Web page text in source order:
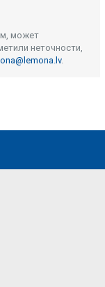
может
неточности,
.